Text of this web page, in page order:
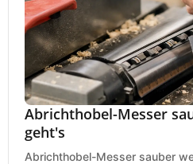
Abrichthobel-Messer
geht's
Abrichthobel-Messer sauber